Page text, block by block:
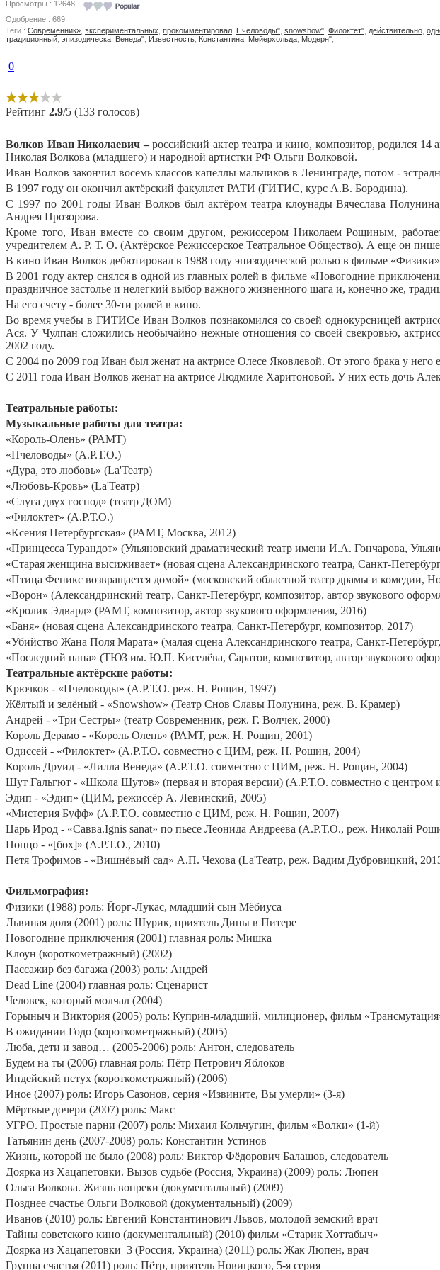
Просмотры : 12648
Одобрение : 669
Теги : Современник» экспериментальных прокомментировал Пчеловоды" snowshow" Филоктет" действительно
традиционный эпизодическа Венеда" Известность Константина Мейерхольда Модерн"
0
Рейтинг 2.9/5 (133 голосов)
Волков Иван Николаевич –российский актер театра и кино, композитор, родился
Николая Волкова (младшего) и народной артистки РФ Ольги Волковой.
Иван Волков закончил восемь классов капеллы мальчиков в Ленинграде, потом -
В 1997 году он окончил актёрский факультет РАТИ (ГИТИС, курс А.В. Бородина).
С 1997 по 2001 годы Иван Волков был актёром театра клоунады Вячеслава
Андрея Прозорова.
Кроме того, Иван вместе со своим другом, режиссером Николаем Рощиным,
учредителем А. Р. Т. О. (Актёрское Режиссерское Театральное Общество). А еще он
В кино Иван Волков дебютировал в 1988 году эпизодической ролью в фильме
В 2001 году актер снялся в одной из главных ролей в фильме «Новогодние
праздничное застолье и нелегкий выбор важного жизненного шага и, конечно же,
На его счету - более 30-ти ролей в кино.
Во время учебы в ГИТИСе Иван Волков познакомился со своей однокурсницей
Ася. У Чулпан сложились необычайно нежные отношения со своей свекровью,
2002 году.
С 2004 по 2009 год Иван был женат на актрисе Олесе Яковлевой. От этого брака у него
С 2011 года Иван Волков женат на актрисе Людмиле Харитоновой. У них есть дочь
Театральные работы:
Музыкальные работы для театра:
«Король-Олень» (РАМТ)
«Пчеловоды» (А.Р.Т.О.)
«Дура, это любовь» (La'Театр)
«Любовь-Кровь» (La'Театр)
«Слуга двух господ» (театр ДОМ)
«Филоктет» (А.Р.Т.О.)
«Ксения Петербургская» (РАМТ, Москва, 2012)
«Принцесса Турандот» (Ульяновский драматический театр имени И.А. Гончарова,
«Старая женщина высиживает» (новая сцена Александринского театра, Санкт-
«Птица Феникс возвращается домой» (московский областной театр драмы и комедии,
«Ворон» (Александринский театр, Санкт-Петербург, композитор, автор звукового
«Кролик Эдвард» (РАМТ, композитор, автор звукового оформления, 2016)
«Баня» (новая сцена Александринского театра, Санкт-Петербург, композитор, 2017)
«Убийство Жана Поля Марата» (малая сцена Александринского театра, Санкт-
«Последний папа» (ТЮЗ им. Ю.П. Киселёва, Саратов, композитор, автор звукового
Театральные актёрские работы:
Крючков - «Пчеловоды» (А.Р.Т.О. реж. Н. Рощин, 1997)
Жёлтый и зелёный - «Snowshow» (Театр Снов Славы Полунина, реж. В. Крамер)
Андрей - «Три Сестры» (театр Современник, реж. Г. Волчек, 2000)
Король Дерамо - «Король Олень» (РАМТ, реж. Н. Рощин, 2001)
Одиссей - «Филоктет» (А.Р.Т.О. совместно с ЦИМ, реж. Н. Рощин, 2004)
Король Друид - «Лилла Венеда» (А.Р.Т.О. совместно с ЦИМ, реж. Н. Рощин, 2004)
Шут Гальгют - «Школа Шутов» (первая и вторая версии) (А.Р.Т.О. совместно с
Эдип - «Эдип» (ЦИМ, режиссёр А. Левинский, 2005)
«Мистерия Буфф» (А.Р.Т.О. совместно с ЦИМ, реж. Н. Рощин, 2007)
Царь Ирод - «Савва.Ignis sanat» по пьесе Леонида Андреева (А.Р.Т.О., реж. Николай
Поццо - «[бох]» (А.Р.Т.О., 2010)
Петя Трофимов - «Вишнёвый сад» А.П. Чехова (La'Театр, реж. Вадим Дубровицкий,
Фильмография:
Физики (1988) роль: Йорг-Лукас, младший сын Мёбиуса
Львиная доля (2001) роль: Шурик, приятель Дины в Питере
Новогодние приключения (2001) главная роль: Мишка
Клоун (короткометражный) (2002)
Пассажир без багажа (2003) роль: Андрей
Dead Line (2004) главная роль: Сценарист
Человек, который молчал (2004)
Горыныч и Виктория (2005) роль: Куприн-младший, милиционер, фильм
В ожидании Годо (короткометражный) (2005)
Люба, дети и завод… (2005-2006) роль: Антон, следователь
Будем на ты (2006) главная роль: Пётр Петрович Яблоков
Индейский петух (короткометражный) (2006)
Иное (2007) роль: Игорь Сазонов, серия «Извините, Вы умерли» (3-я)
Мёртвые дочери (2007) роль: Макс
УГРО. Простые парни (2007) роль: Михаил Кольчугин, фильм «Волки» (1-й)
Татьянин день (2007-2008) роль: Константин Устинов
Жизнь, которой не было (2008) роль: Виктор Фёдорович Балашов, следователь
Доярка из Хацапетовки. Вызов судьбе (Россия, Украина) (2009) роль: Люпен
Ольга Волкова. Жизнь вопреки (документальный) (2009)
Позднее счастье Ольги Волковой (документальный) (2009)
Иванов (2010) роль: Евгений Константинович Львов, молодой земский врач
Тайны советского кино (документальный) (2010) фильм «Старик Хоттабыч»
Доярка из Хацапетовки 3 (Россия, Украина) (2011) роль: Жак Люпен, врач
Группа счастья (2011) роль: Пётр, приятель Новицкого, 5-я серия